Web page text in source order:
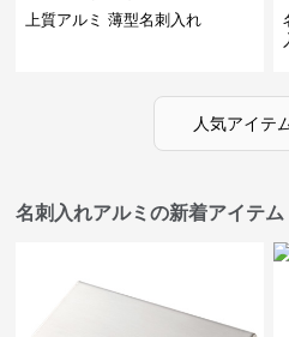
上質アルミ 薄型名刺入れ
人気アイテ
名刺入れアルミの新着アイテム